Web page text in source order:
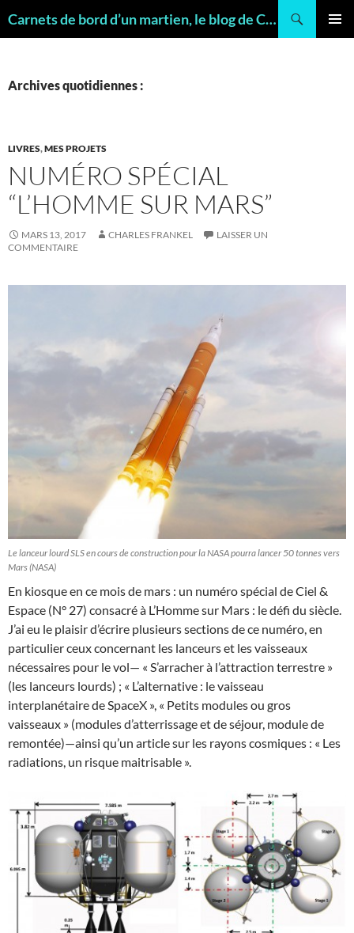
Carnets de bord d’un martien, le blog de Charles FRANKEL, géologue
Archives quotidiennes :
LIVRES,MES PROJETS
NUMÉRO SPÉCIAL
“L’HOMME SUR MARS”
MARS 13, 2017 CHARLES FRANKEL
LAISSER UN
COMMENTAIRE
Le lanceur lourd SLS en cours de construction pour la NASA pourra lancer 50 tonnes vers
Mars (NASA)
En kiosque en ce mois de mars : un numéro spécial de Ciel &
Espace (N° 27) consacré à L’Homme sur Mars : le défi du siècle.
J’ai eu le plaisir d’écrire plusieurs sections de ce numéro, en
particulier ceux concernant les lanceurs et les vaisseaux
nécessaires pour le vol— « S’arracher à l’attraction terrestre »
(les lanceurs lourds) ; « L’alternative : le vaisseau
interplanétaire de SpaceX », « Petits modules ou gros
vaisseaux » (modules d’atterrissage et de séjour, module de
remontée)—ainsi qu’un article sur les rayons cosmiques : « Les
radiations, un risque maitrisable ».